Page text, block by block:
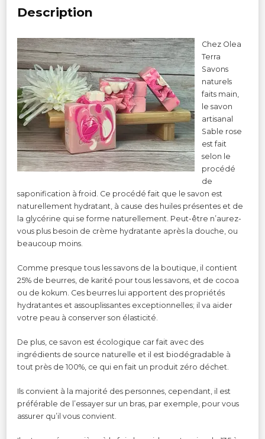
Description
Chez Olea
Terra
Savons
naturels
faits main,
le savon
artisanal
Sable rose
est fait
selon le
procédé
de
saponification à froid. Ce procédé fait que le savon est
naturellement hydratant, à cause des huiles présentes et de
la glycérine qui se forme naturellement. Peut-être n’aurez-
vous plus besoin de crème hydratante après la douche, ou
beaucoup moins.
Comme presque tous les savons de la boutique, il contient
25% de beurres, de karité pour tous les savons, et de cocoa
ou de kokum. Ces beurres lui apportent des propriétés
hydratantes et assouplissantes exceptionnelles; il va aider
votre peau à conserver son élasticité.
De plus, ce savon est écologique car fait avec des
ingrédients de source naturelle et il est biodégradable à
tout près de 100%, ce qui en fait un produit zéro déchet.
Ils convient à la majorité des personnes, cependant, il est
préférable de l’essayer sur un bras, par exemple, pour vous
assurer qu’il vous convient.